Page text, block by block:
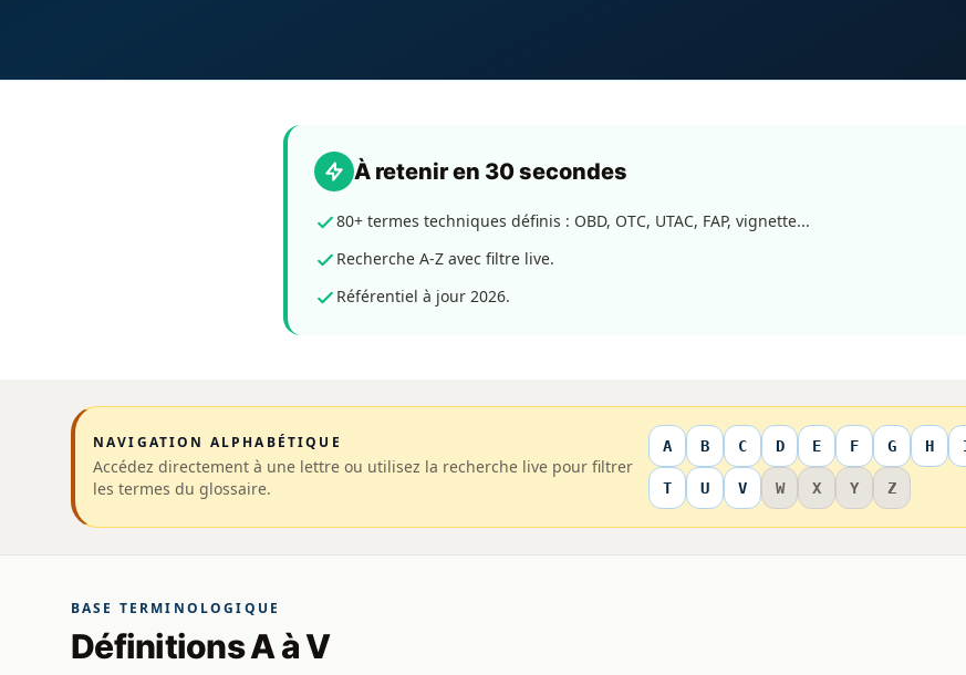
À retenir en 30 secondes
80+ termes techniques définis : OBD, OTC, UTAC, FAP, vignette...
Recherche A-Z avec filtre live.
Référentiel à jour 2026.
NAVIGATION ALPHABÉTIQUE
Accédez directement à une lettre ou utilisez la recherche live pour filtrer
les termes du glossaire.
A B C D E F G H
T U V W X Y Z
BASE TERMINOLOGIQUE
Définitions A à V